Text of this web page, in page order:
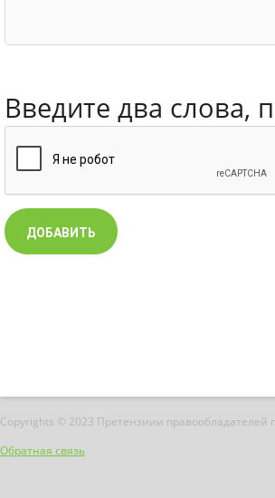
Введите два слова,
Copyrights © 2023 Претензиии
Обратная связь